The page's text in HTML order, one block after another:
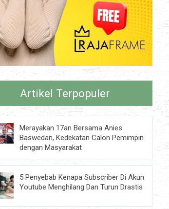
Artikel Terpopuler
Merayakan 17an Bersama Anies
Baswedan, Kedekatan Calon Pemimpin
dengan Masyarakat
5 Penyebab Kenapa Subscriber Di Akun
Youtube Menghilang Dan Turun Drastis